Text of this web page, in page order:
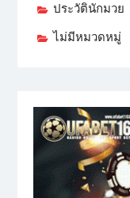
ประวัตินักมวย
ไม่มีหมวดหมู่